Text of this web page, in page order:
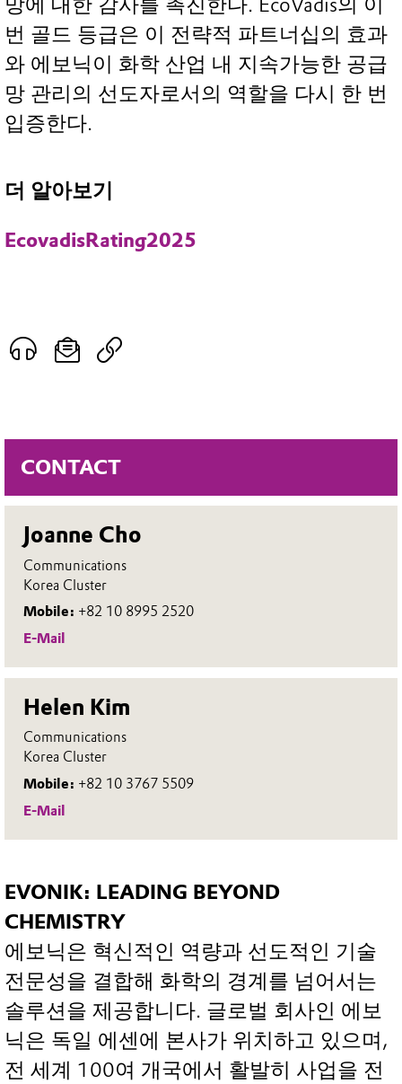
CONTACT
Joanne Cho
Communications
Korea Cluster
Mobile: +82 10 8995 2520
E-Mail
Helen Kim
Communications
Korea Cluster
Mobile: +82 10 3767 5509
E-Mail
망에 대한 감사를 촉진한다. EcoVadis의 이
번 골드 등급은 이 전략적 파트너십의 효과
와 에보닉이 화학 산업 내 지속가능한 공급
망 관리의 선도자로서의 역할을 다시 한 번
입증한다.
더 알아보기
EcovadisRating2025
EVONIK: LEADING BEYOND
CHEMISTRY
에보닉은 혁신적인 역량과 선도적인 기술
전문성을 결합해 화학의 경계를 넘어서는
솔루션을 제공합니다. 글로벌 회사인 에보
닉은 독일 에센에 본사가 위치하고 있으며,
전 세계 100여 개국에서 활발히 사업을 전